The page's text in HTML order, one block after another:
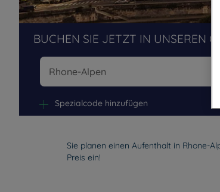
BUCHEN SIE JETZT IN UNSEREN
Spezialcode hinzufügen
Sie planen einen Aufenthalt in Rhone-
Preis ein!